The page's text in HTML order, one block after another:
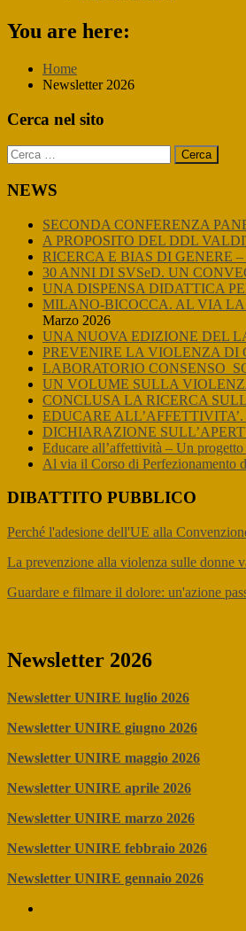
You are here:
Home
Newsletter 2026
Primary
Cerca nel sito
Ricerca
per:
NEWS
SECONDA CONFERENZA
A PROPOSITO DEL DDL
RICERCA E BIAS DI GENERE
30 ANNI DI SVSeD. UN
UNA DISPENSA DIDATTICA
MILANO-BICOCCA. AL VIA LA
Marzo 2026
UNA NUOVA EDIZIONE DEL
PREVENIRE LA VIOLENZA DI
LABORATORIO
UN VOLUME SULLA
CONCLUSA LA RICERCA
EDUCARE ALL’AFFETTIVITA’. I
DICHIARAZIONE
Educare all’affettività – Un
Al via il Corso di Perfezionamento
DIBATTITO PUBBLICO
Perché l'adesione dell'UE alla
La prevenzione alla violenza sulle donne
Guardare e filmare il dolore: un'azione
Newsletter 2026
Newsletter UNIRE luglio 2026
Newsletter UNIRE giugno 2026
Newsletter UNIRE maggio 2026
Newsletter UNIRE aprile 2026
Newsletter UNIRE marzo 2026
Newsletter UNIRE febbraio 2026
Newsletter UNIRE gennaio 2026